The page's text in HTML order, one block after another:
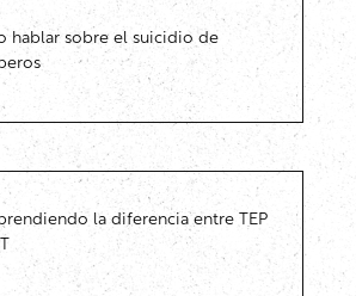
hablar sobre el suicidio de
la diferencia entre TEP